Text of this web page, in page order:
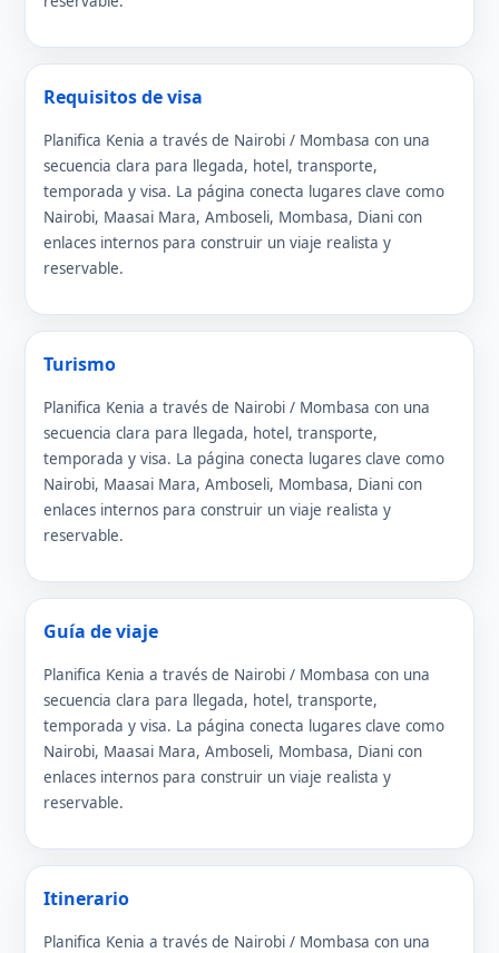
Requisitos de visa
Planifica Kenia a través de Nairobi / Mombasa con una
secuencia clara para llegada, hotel, transporte,
temporada y visa. La página conecta lugares clave como
Nairobi, Maasai Mara, Amboseli, Mombasa, Diani con
enlaces internos para construir un viaje realista y
reservable.
Turismo
Planifica Kenia a través de Nairobi / Mombasa con una
secuencia clara para llegada, hotel, transporte,
temporada y visa. La página conecta lugares clave como
Nairobi, Maasai Mara, Amboseli, Mombasa, Diani con
enlaces internos para construir un viaje realista y
reservable.
Guía de viaje
Planifica Kenia a través de Nairobi / Mombasa con una
secuencia clara para llegada, hotel, transporte,
temporada y visa. La página conecta lugares clave como
Nairobi, Maasai Mara, Amboseli, Mombasa, Diani con
enlaces internos para construir un viaje realista y
reservable.
Itinerario
Planifica Kenia a través de Nairobi / Mombasa con una